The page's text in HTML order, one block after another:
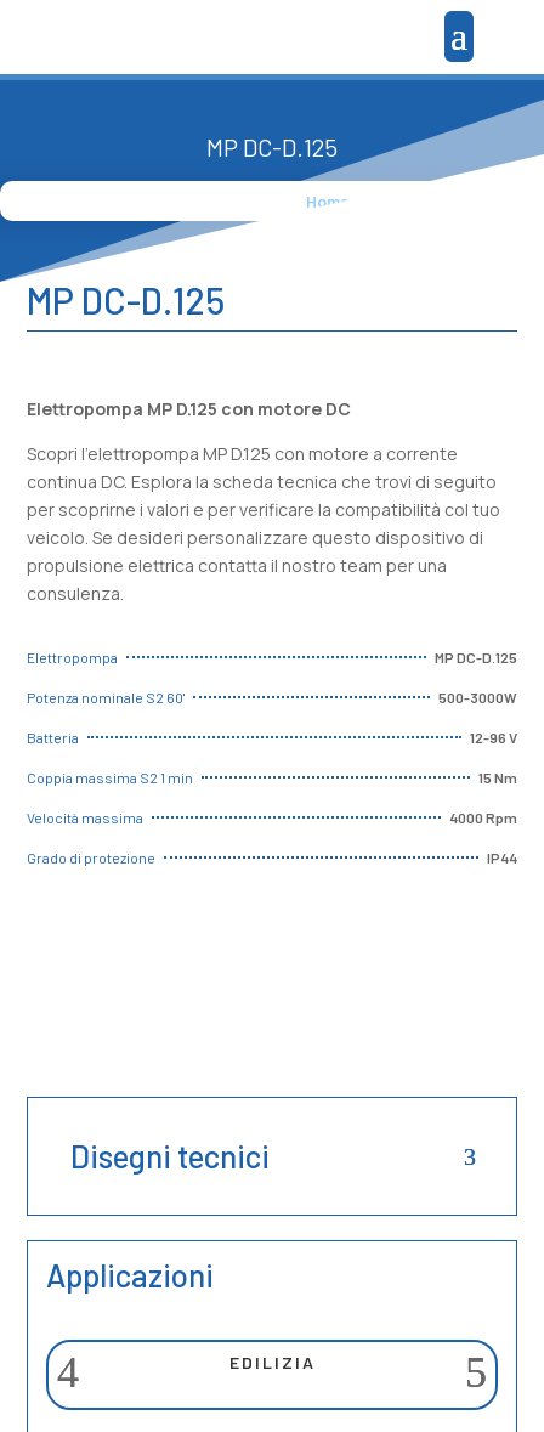
MP DC-D.125
Home
MP DC-D.125
Elettropompa MP D.125 con motore DC
Scopri l’elettropompa MP D.125 con motore a corrente
continua DC. Esplora la scheda tecnica che trovi di seguito
per scoprirne i valori e per verificare la compatibilità col tuo
veicolo. Se desideri personalizzare questo dispositivo di
propulsione elettrica contatta il nostro team per una
consulenza.
Elettropompa MP DC-D.125
Potenza nominale S2 60' 500-3000W
Batteria 12-96 V
Coppia massima S2 1 min 15 Nm
Velocità massima 4000 Rpm
Grado di protezione IP44
Disegni tecnici
Applicazioni
EDILIZIA